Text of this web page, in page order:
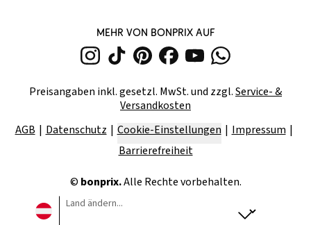
MEHR VON BONPRIX AUF
Preisangaben inkl. gesetzl. MwSt. und zzgl.Service- &
Versandkosten
AGB
Datenschutz Cookie-Einstellungen
Impressum
Barrierefreiheit
© bonprix.Alle Rechte vorbehalten.
Land ändern...